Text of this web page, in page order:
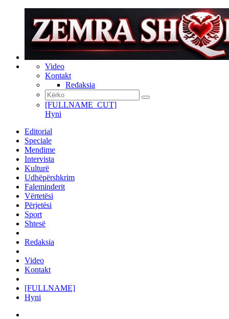
Video
Kontakt
Redaksia
[FULLNAME_CUT]
Hyni
Editorial
Speciale
Mendime
Intervista
Kulturë
Udhëpërshkrim
Faleminderit
Vërtetësi
Përjetësi
Sport
Shtesë
Redaksia
Video
Kontakt
[FULLNAME]
Hyni